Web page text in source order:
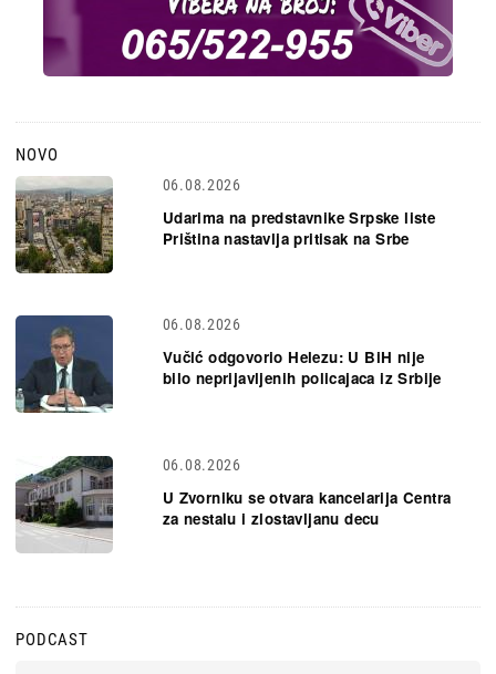
NOVO
06.08.2026
Udarima na predstavnike Srpske liste
Priština nastavlja pritisak na Srbe
06.08.2026
Vučić odgovorio Helezu: U BiH nije
bilo neprijavljenih policajaca iz Srbije
06.08.2026
U Zvorniku se otvara kancelarija Centra
za nestalu i zlostavljanu decu
PODCAST